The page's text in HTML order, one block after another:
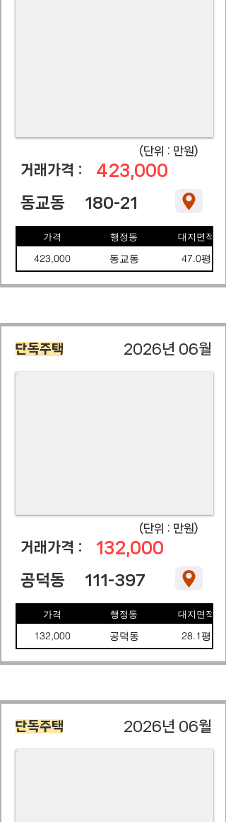
​(단위 : 만원)
​거래가격 : 423,000
동교동 180-21
가격 행정동 대지면적
423,000 동교동 47.0평
단독주택 2026년 06월
​(단위 : 만원)
​거래가격 : 132,000
공덕동 111-397
가격 행정동 대지면적
132,000 공덕동 28.1평
단독주택 2026년 06월